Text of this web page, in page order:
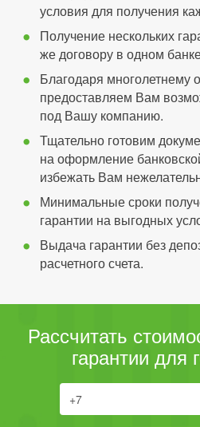
условия для получения
Получение нескольких
же договору в одном
Благодаря многолетнему
предоставляем Вам
под Вашу компанию.
Тщательно готовим
на оформление
избежать Вам
Минимальные сроки
гарантии на выгодных
Выдача гарантии без
расчетного счета.
Рассчитать
гарантии для